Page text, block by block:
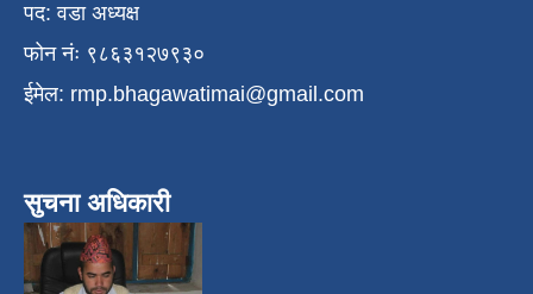
पद: वडा अध्यक्ष
फोन नंः ९८६३१२७९३०
ईमेल: rmp.bhagawatimai@gmail.com
सुचना अधिकारी